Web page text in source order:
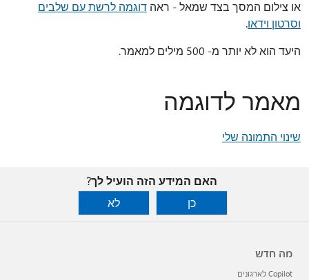
או צילום המסך בצד שמאל - ראה דוגמה לרשת עם שלבים
וסרטון וידאו.
היעד הוא לא יותר מ- 500 מילים למאמר.
מאמר לדוגמה
שינוי התמונה שלי
האם המידע הזה הועיל לך?
כן
לא
מה חדש
Copilot לארגונים